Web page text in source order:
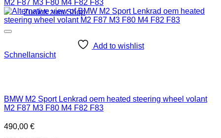
Zurück zum Shop
Add to wishlist
Schnellansicht
BMW M2 Sport Lenkrad oem heated steering wheel volant
M2 F87 M3 F80 M4 F82 F83
490,00 €